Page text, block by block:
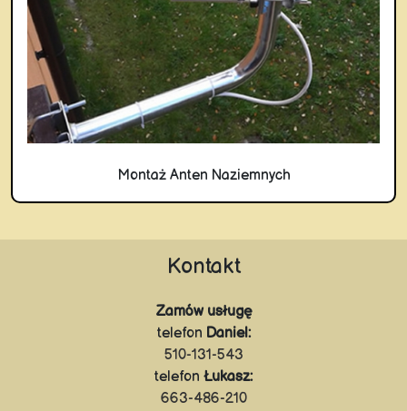
Montaż Anten Naziemnych
Kontakt
Zamów usługę
telefon Daniel:
510-131-543
telefon Łukasz:
663-486-210